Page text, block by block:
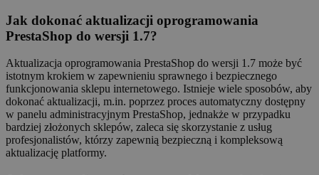
Jak dokonać aktualizacji oprogramowania
PrestaShop do wersji 1.7?
Aktualizacja oprogramowania PrestaShop do wersji 1.7 może być
istotnym krokiem w zapewnieniu sprawnego i bezpiecznego
funkcjonowania sklepu internetowego. Istnieje wiele sposobów, aby
dokonać aktualizacji, m.in. poprzez proces automatyczny dostępny
w panelu administracyjnym PrestaShop, jednakże w przypadku
bardziej złożonych sklepów, zaleca się skorzystanie z usług
profesjonalistów, którzy zapewnią bezpieczną i kompleksową
aktualizację platformy.